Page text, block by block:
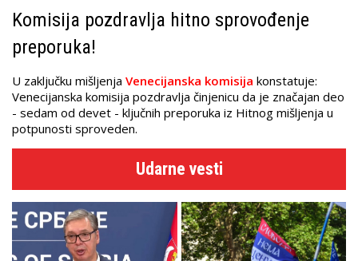
Komisija pozdravlja hitno sprovođenje
preporuka!
U zaključku mišljenja Venecijanska komisija konstatuje:
Venecijanska komisija pozdravlja činjenicu da je značajan deo
- sedam od devet - ključnih preporuka iz Hitnog mišljenja u
potpunosti sproveden.
Udarne vesti